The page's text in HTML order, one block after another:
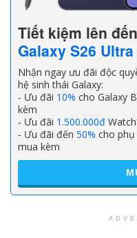
Tiết kiệm lên đến
Galaxy S26 Ultra
Nhận ngay ưu đãi độc
hệ sinh thái Galaxy:
- Ưu đãi 10% cho Galaxy
kèm
- Ưu đãi 1.500.000đ
- Ưu đãi đến 50% cho phụ
mua kèm